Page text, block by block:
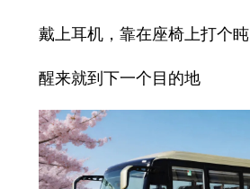
戴上耳机，靠在座椅上打个盹
醒来就到下一个目的地